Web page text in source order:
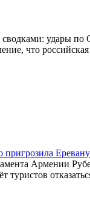
удары по
что
Еревану
Армении